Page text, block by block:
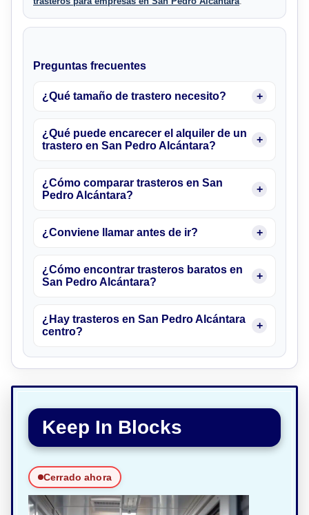
Preguntas frecuentes
¿Qué tamaño de trastero necesito?
¿Qué puede encarecer el alquiler de un
trastero en San Pedro Alcántara?
¿Cómo comparar trasteros en San
Pedro Alcántara?
¿Conviene llamar antes de ir?
¿Cómo encontrar trasteros baratos en
San Pedro Alcántara?
¿Hay trasteros en San Pedro Alcántara
centro?
Keep In Blocks
Cerrado ahora